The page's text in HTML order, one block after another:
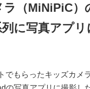
（MiNiPiC）
に写真アプ
でもらったキッズカメ